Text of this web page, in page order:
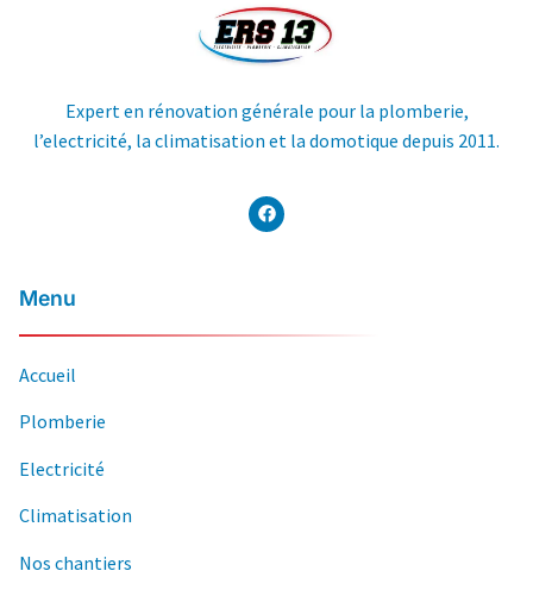
Expert en rénovation générale pour la plomberie,
l’electricité, la climatisation et la domotique depuis 2011.
Menu
Accueil
Plomberie
Electricité
Climatisation
Nos chantiers